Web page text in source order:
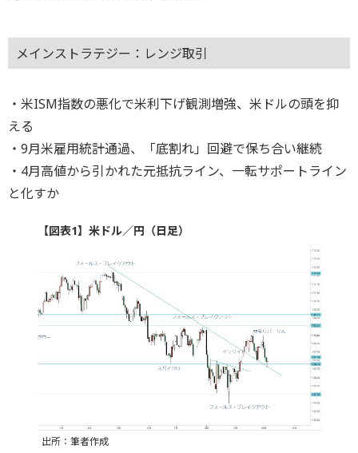
メインストラテジー：レンジ取引
・米ISM指数の悪化で米利下げ観測増強、米ドルの頭を抑
える
・9月米雇用統計通過、「底割れ」回避で保ち合い継続
・4月高値から引かれた元抵抗ライン、一転サポートライン
と化すか
【図表1】米ドル／円（日足）
出所：筆者作成